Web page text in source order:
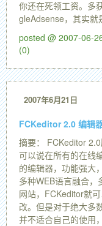
你还在死领工资。多
gleAdsense，其实就
posted @ 2007-06-
(0)
2007年6月21日
FCKeditor 2.0 编辑
摘要： FCKeditor 2.0
可以说在所有的在线
的编辑器，功能强大
多种WEB语言融合
网站，FCKeditor就
改。但是对于绝大多
并不适合自己的使用